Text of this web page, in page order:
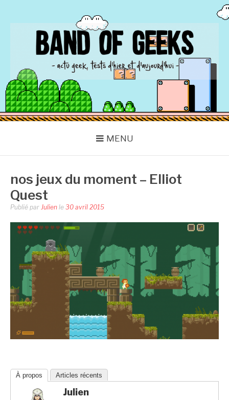
BAND OF GEEKS
Actu Geek d'hier et d'aujourd'hui
MENU
nos jeux du moment – Elliot
Quest
Publié par Julien le 30 avril 2015
À propos Articles récents
Julien